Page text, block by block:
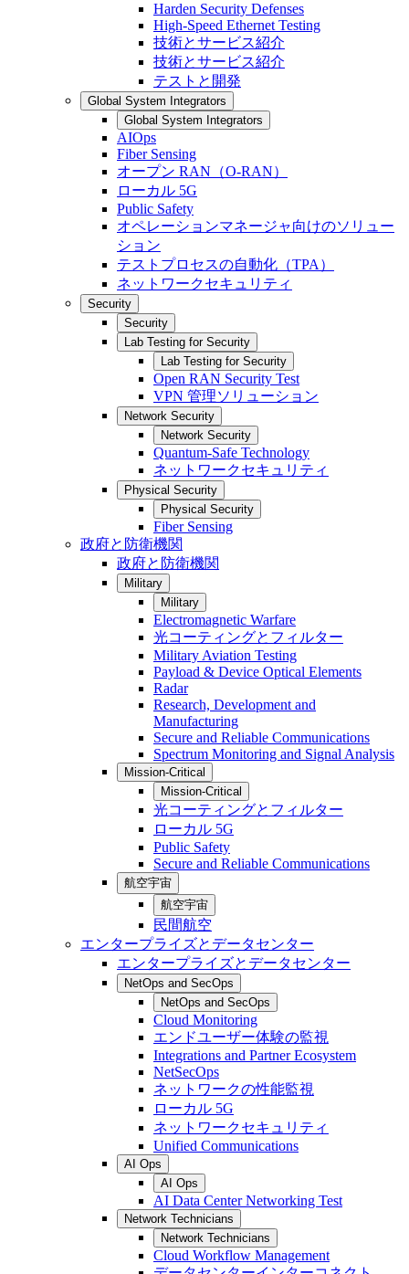
Harden Security Defenses
High-Speed Ethernet Testing
技術とサービス紹介
技術とサービス紹介
テストと開発
Global System Integrators
Global System Integrators
AIOps
Fiber Sensing
オープン RAN（O-RAN）
ローカル 5G
Public Safety
オペレーションマネージャ向けのソリュー
ション
テストプロセスの自動化（TPA）
ネットワークセキュリティ
Security
Security
Lab Testing for Security
Lab Testing for Security
Open RAN Security Test
VPN 管理ソリューション
Network Security
Network Security
Quantum-Safe Technology
ネットワークセキュリティ
Physical Security
Physical Security
Fiber Sensing
政府と防衛機関
政府と防衛機関
Military
Military
Electromagnetic Warfare
光コーティングとフィルター
Military Aviation Testing
Payload & Device Optical Elements
Radar
Research, Development and
Manufacturing
Secure and Reliable Communications
Spectrum Monitoring and Signal Analysis
Mission-Critical
Mission-Critical
光コーティングとフィルター
ローカル 5G
Public Safety
Secure and Reliable Communications
航空宇宙
航空宇宙
民間航空
エンタープライズとデータセンター
エンタープライズとデータセンター
NetOps and SecOps
NetOps and SecOps
Cloud Monitoring
エンドユーザー体験の監視
Integrations and Partner Ecosystem
NetSecOps
ネットワークの性能監視
ローカル 5G
ネットワークセキュリティ
Unified Communications
AI Ops
AI Ops
AI Data Center Networking Test
Network Technicians
Network Technicians
Cloud Workflow Management